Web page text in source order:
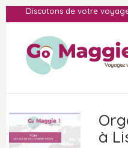
Discutons de votre
à